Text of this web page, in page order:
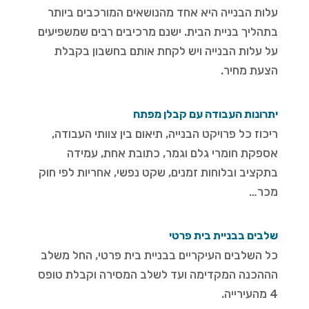
עלות הבנייה היא אחד מהנושאים המורכבים ביותר
בתהליך בניית הבית. ישנם מרכיבים רבים שמשפיעים
על עלות הבנייה ויש לקחת אותם בחשבון בקבלת
הצעת מחיר.
יתרונות העבודה עם קבלן מפתח
ריכוז כל פרויקט הבנייה, תיאום בין צוותי העבודה,
אספקת חומרי גלם וגמר, כתובת אחת, עמידה
בתקציב ובלוחות זמנים, שקט נפשי, אחריות לפי חוק
מכר…
שלבים בבניית בית פרטי
כל השלבים העיקריים בבניית בית פרטי, החל משלב
הההכנה המקדימה ועד לשלב המסירה וקבלת טופס
4 מהעירייה.